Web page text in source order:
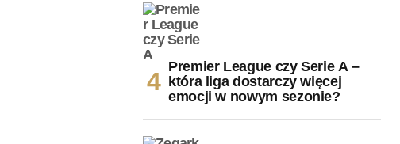
Premier League czy Serie A –
która liga dostarczy więcej
emocji w nowym sezonie?